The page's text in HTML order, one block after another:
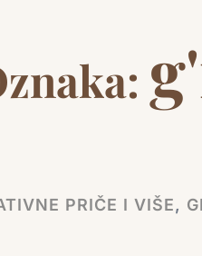
PRIČE I VIŠE,